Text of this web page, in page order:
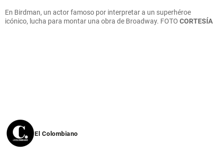
En Birdman, un actor famoso por interpretar a un superhéroe
icónico, lucha para montar una obra de Broadway. FOTO CORTESÍA
El Colombiano